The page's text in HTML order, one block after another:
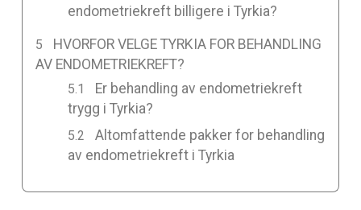
endometriekreft billigere i Tyrkia?
HVORFOR VELGE TYRKIA FOR BEHANDLING
AV ENDOMETRIEKREFT?
Er behandling av endometriekreft
trygg i Tyrkia?
Altomfattende pakker for behandling
av endometriekreft i Tyrkia